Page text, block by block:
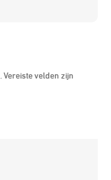
Vereiste velden zijn